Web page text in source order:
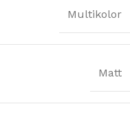
Multikolor
Matt